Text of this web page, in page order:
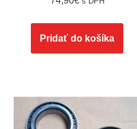
Pridať do košíka